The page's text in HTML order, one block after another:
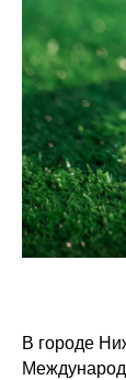
В городе